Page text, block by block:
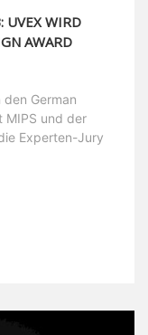
UVEX WIRD
AWARD
German
MIPS und der
Experten-Jury